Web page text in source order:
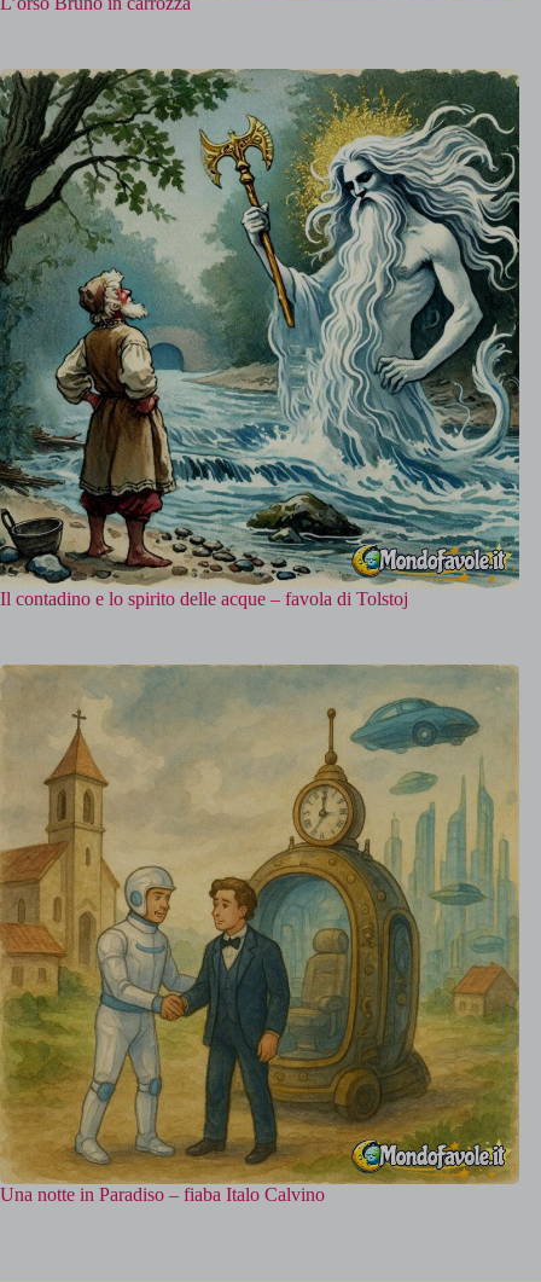
Il contadino e lo spirito delle acque – favola di Tolstoj
Una notte in Paradiso – fiaba Italo Calvino